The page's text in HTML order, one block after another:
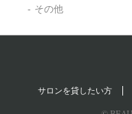
その他
サロンを貸したい方